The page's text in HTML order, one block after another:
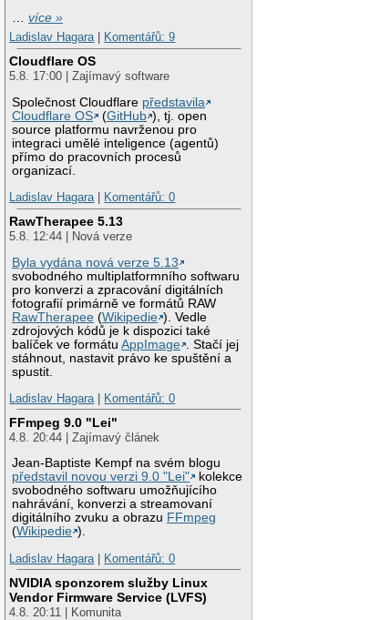
…více »
Ladislav Hagara| Komentářů: 9
Cloudflare OS
5.8. 17:00 | Zajímavý software
Společnost Cloudflare představila
Cloudflare OS
(GitHub ), tj. open
source platformu navrženou pro
integraci umělé inteligence (agentů)
přímo do pracovních procesů
organizací.
Ladislav Hagara| Komentářů: 0
RawTherapee 5.13
5.8. 12:44 | Nová verze
Byla vydána nová verze 5.13
svobodného multiplatformního softwaru
pro konverzi a zpracování digitálních
fotografií primárně ve formátů RAW
RawTherapee (Wikipedie ). Vedle
zdrojových kódů je k dispozici také
balíček ve formátuAppImage
. Stačí jej
stáhnout, nastavit právo ke spuštění a
spustit.
Ladislav Hagara| Komentářů: 0
FFmpeg 9.0 "Lei"
4.8. 20:44 | Zajímavý článek
Jean-Baptiste Kempf na svém blogu
představil novou verzi 9.0 "Lei"
kolekce
svobodného softwaru umožňujícího
nahrávání, konverzi a streamovaní
digitálního zvuku a obrazu FFmpeg
(Wikipedie ).
Ladislav Hagara| Komentářů: 0
NVIDIA sponzorem služby Linux
Vendor Firmware Service (LVFS)
4.8. 20:11 | Komunita